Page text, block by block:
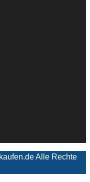
Alle Rechte